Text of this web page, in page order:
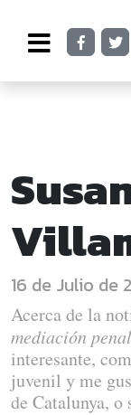
16 de Julio de
Acerca de la
mediación
interesante,
juvenil y me
de Catalunya, o